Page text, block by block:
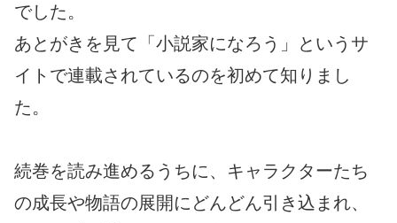
でした。
あとがきを見て「小説家になろう」というサ
イトで連載されているのを初めて知りまし
た。
続巻を読み進めるうちに、キャラクターたち
の成長や物語の展開にどんどん引き込まれ、